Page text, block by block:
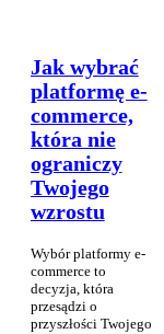
Jak wybrać
platformę e-
commerce,
która nie
ograniczy
Twojego
wzrostu
Wybór platformy e-
commerce to
decyzja, która
przesądzi o
przyszłości Twojego